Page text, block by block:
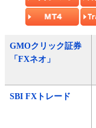
GMOクリック証券
「FXネオ」
SBI FXトレード